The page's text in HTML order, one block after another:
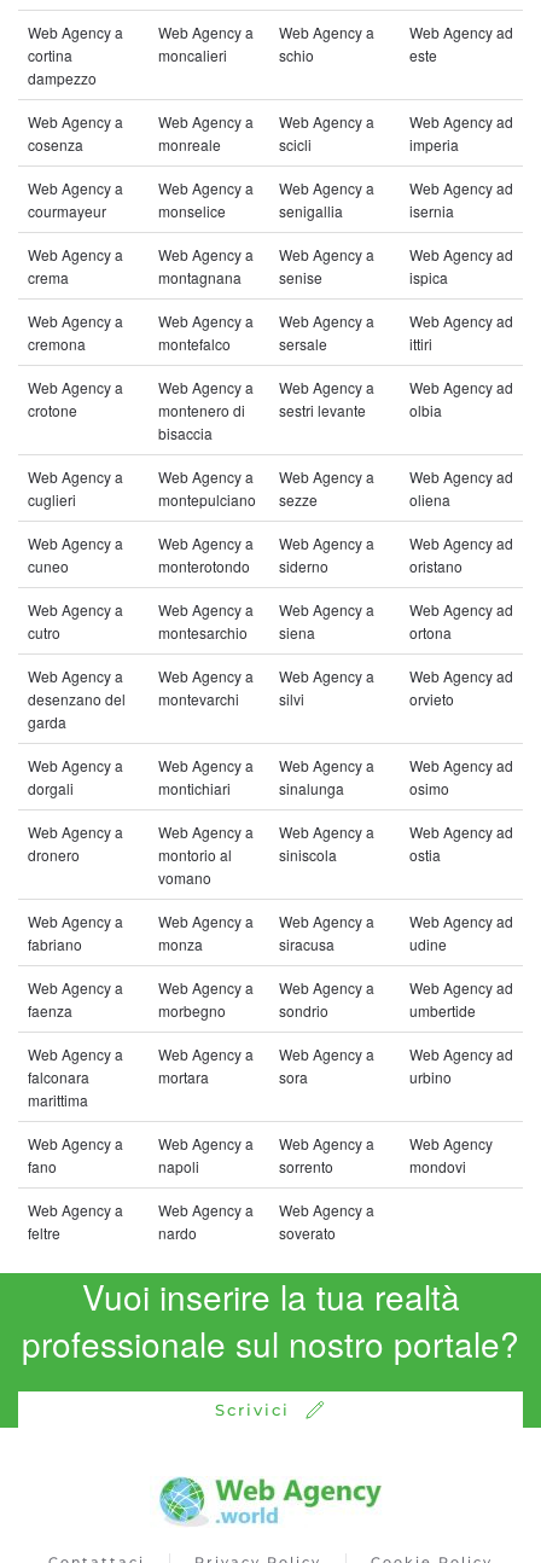
Web Agency a
cortina
dampezzo
Web Agency a
moncalieri
Web Agency a
schio
Web Agency ad
este
Web Agency a
cosenza
Web Agency a
monreale
Web Agency a
scicli
Web Agency ad
imperia
Web Agency a
courmayeur
Web Agency a
monselice
Web Agency a
senigallia
Web Agency ad
isernia
Web Agency a
crema
Web Agency a
montagnana
Web Agency a
senise
Web Agency ad
ispica
Web Agency a
cremona
Web Agency a
montefalco
Web Agency a
sersale
Web Agency ad
ittiri
Web Agency a
crotone
Web Agency a
montenero di
bisaccia
Web Agency a
sestri levante
Web Agency ad
olbia
Web Agency a
cuglieri
Web Agency a
montepulciano
Web Agency a
sezze
Web Agency ad
oliena
Web Agency a
cuneo
Web Agency a
monterotondo
Web Agency a
siderno
Web Agency ad
oristano
Web Agency a
cutro
Web Agency a
montesarchio
Web Agency a
siena
Web Agency ad
ortona
Web Agency a
desenzano del
garda
Web Agency a
montevarchi
Web Agency a
silvi
Web Agency ad
orvieto
Web Agency a
dorgali
Web Agency a
montichiari
Web Agency a
sinalunga
Web Agency ad
osimo
Web Agency a
dronero
Web Agency a
montorio al
vomano
Web Agency a
siniscola
Web Agency ad
ostia
Web Agency a
fabriano
Web Agency a
monza
Web Agency a
siracusa
Web Agency ad
udine
Web Agency a
faenza
Web Agency a
morbegno
Web Agency a
sondrio
Web Agency ad
umbertide
Web Agency a
falconara
marittima
Web Agency a
mortara
Web Agency a
sora
Web Agency ad
urbino
Web Agency a
fano
Web Agency a
napoli
Web Agency a
sorrento
Web Agency
mondovi
Web Agency a
feltre
Web Agency a
nardo
Web Agency a
soverato
Vuoi inserire la tua realtà
professionale sul nostro portale?
Scrivici